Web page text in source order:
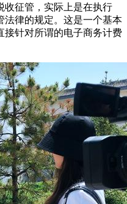
收征管，实际上是在执行
法律的规定。这是一个基本
接针对所谓的电子商务计费